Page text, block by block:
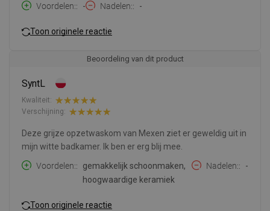
Voordelen: - Nadelen: -
Toon originele reactie
Beoordeling van dit product
SyntL
Kwaliteit:
Verschijning:
Deze grijze opzetwaskom van Mexen ziet er geweldig uit in
mijn witte badkamer. Ik ben er erg blij mee.
Voordelen:
gemakkelijk schoonmaken,
hoogwaardige keramiek
Nadelen: -
Toon originele reactie